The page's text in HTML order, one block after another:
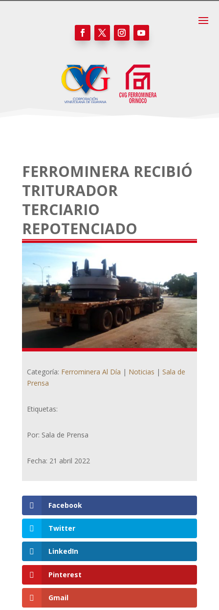
FERROMINERA RECIBIÓ
TRITURADOR
TERCIARIO
REPOTENCIADO
Categoría: Ferrominera Al Día | Noticias | Sala de
Prensa
Etiquetas:
Por: Sala de Prensa
Fecha: 21 abril 2022
Facebook
Twitter
LinkedIn
Pinterest
Gmail